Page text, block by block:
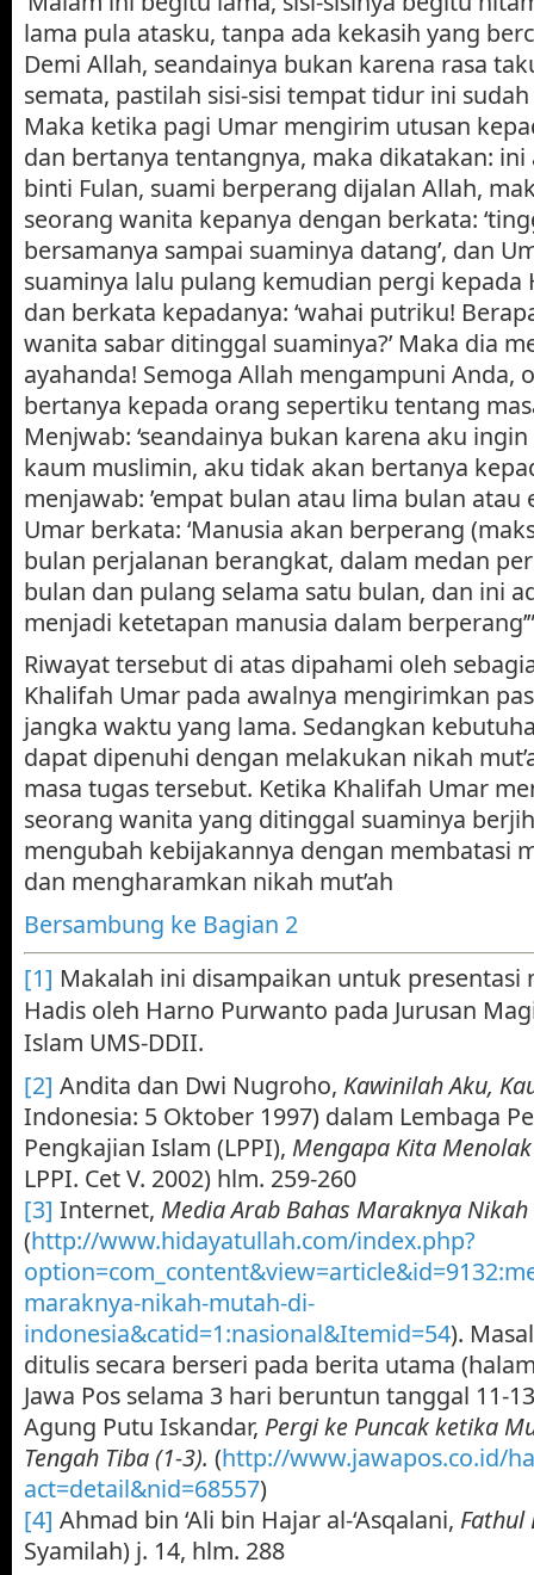
lama pula atasku, tanpa ada kekasih yang
Demi Allah, seandainya bukan karena rasa
semata, pastilah sisi-sisi tempat tidur ini
Maka ketika pagi Umar mengirim utusan
dan bertanya tentangnya, maka dikatakan: ini
binti Fulan, suami berperang dijalan Allah,
seorang wanita kepanya dengan berkata:
bersamanya sampai suaminya datang’, dan
suaminya lalu pulang kemudian pergi kepada
dan berkata kepadanya: ‘wahai putriku!
wanita sabar ditinggal suaminya?’ Maka dia
ayahanda! Semoga Allah mengampuni Anda,
bertanya kepada orang sepertiku tentang
Menjwab: ‘seandainya bukan karena aku
kaum muslimin, aku tidak akan bertanya
menjawab: ’empat bulan atau lima bulan atau
Umar berkata: ‘Manusia akan berperang
bulan perjalanan berangkat, dalam medan
bulan dan pulang selama satu bulan, dan ini
menjadi ketetapan manusia dalam berperang’”
Riwayat tersebut di atas dipahami oleh
Khalifah Umar pada awalnya mengirimkan
jangka waktu yang lama. Sedangkan
dapat dipenuhi dengan melakukan nikah
masa tugas tersebut. Ketika Khalifah Umar
seorang wanita yang ditinggal suaminya
mengubah kebijakannya dengan membatasi
dan mengharamkan nikah mut’ah
Bersambung ke Bagian 2
[1] Makalah ini disampaikan untuk presentasi
Hadis oleh Harno Purwanto pada Jurusan
Islam UMS-DDII.
[2] Andita dan Dwi Nugroho, Kawinilah Aku,
Indonesia: 5 Oktober 1997) dalam Lembaga
Pengkajian Islam (LPPI), Mengapa Kita Menolak
LPPI. Cet V. 2002) hlm. 259-260
[3] Internet, Media Arab Bahas Maraknya Nikah
(http://www.hidayatullah.com/index.php?
maraknya-nikah-mutah-di-
indonesia&catid=1:nasional&Itemid=54).
ditulis secara berseri pada berita utama
Jawa Pos selama 3 hari beruntun tanggal 11-
Agung Putu Iskandar, Pergi ke Puncak ketika
Tengah Tiba (1-3). (http://www.jawapos.co.id/
act=detail&nid=68557)
[4] Ahmad bin ‘Ali bin Hajar al-‘Asqalani, Fathul
Syamilah) j. 14, hlm. 288